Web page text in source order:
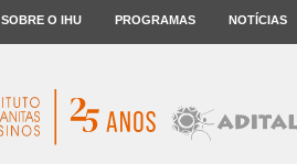
SOBRE O IHU PROGRAMAS NOTÍCIAS